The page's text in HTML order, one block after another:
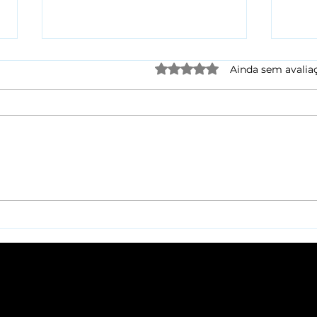
Futuro da IA Preditiva
Avaliado com 0 de 5
Ainda sem